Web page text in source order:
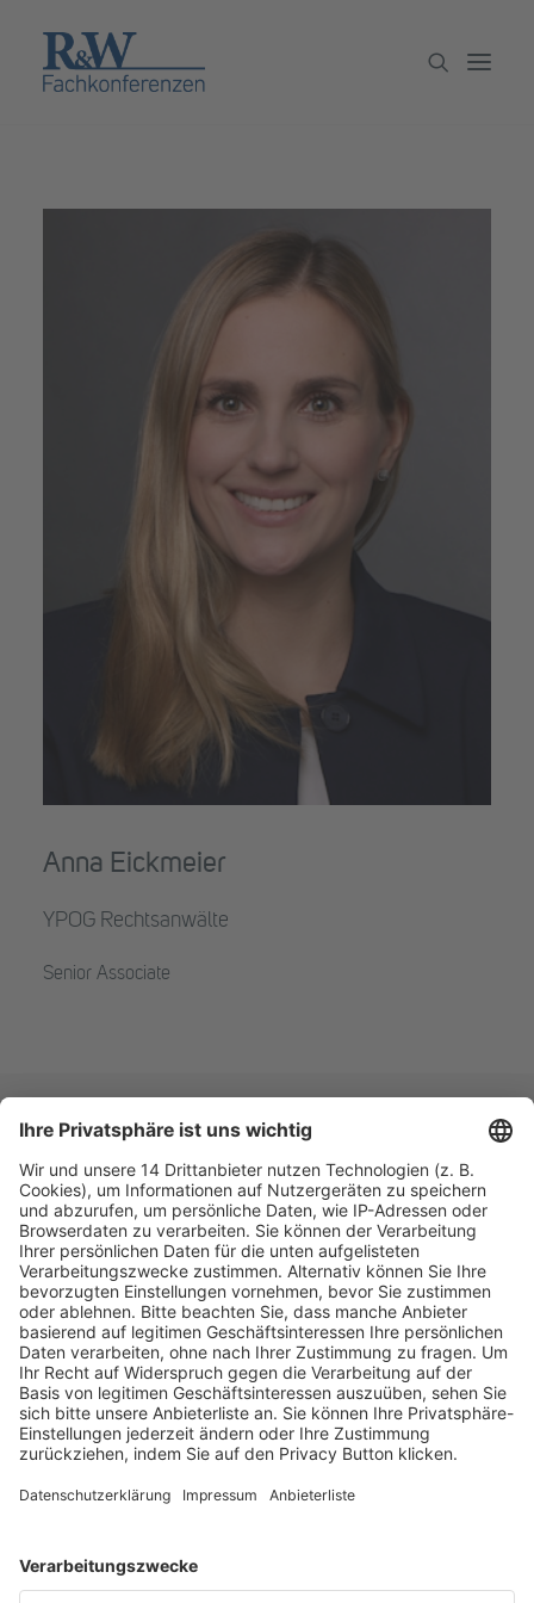
Newsletter
Anna Eickmeier
YPOG Rechtsanwälte
Senior Associate
Fachmedien Recht und Wirtschaft
Ein Fachbereich der
dfv Mediengruppe
Mainzer Landstr. 251
60326 Frankfurt am Main
E-Mail:info@ruw.de
Web:https://www.ruw.de
AGB